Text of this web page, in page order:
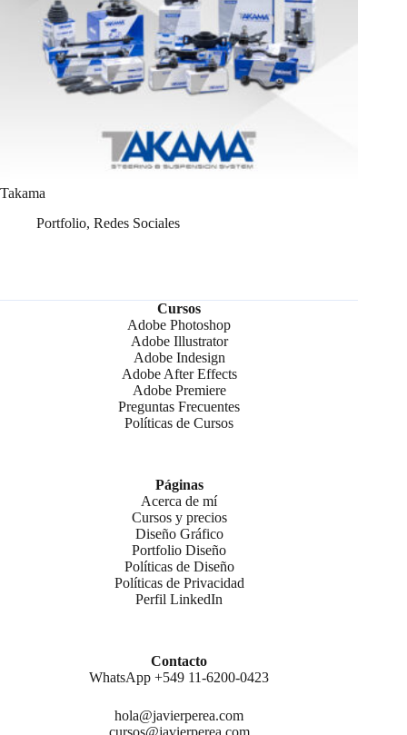
Takama
Portfolio, Redes Sociales
Cursos
Adobe Photoshop
Adobe Illustrator
Adobe Indesign
Adobe After Effects
Adobe Premiere
Preguntas Frecuentes
Políticas de Cursos
Páginas
Acerca de mí
Cursos y precios
Diseño Gráfico
Portfolio Diseño
Políticas de Diseño
Políticas de Privacidad
Perfil LinkedIn
Contacto
WhatsApp +549 11-6200-0423
hola@javierperea.com
cursos@javierperea.com